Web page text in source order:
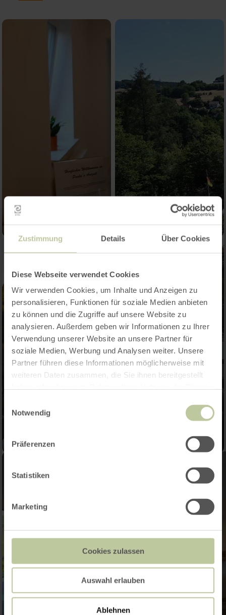
Zustimmung Details Über Cookies
Diese Webseite verwendet Cookies
Wir verwenden Cookies, um Inhalte und Anzeigen zu
personalisieren, Funktionen für soziale Medien anbieten
zu können und die Zugriffe auf unsere Website zu
analysieren. Außerdem geben wir Informationen zu Ihrer
Verwendung unserer Website an unsere Partner für
soziale Medien, Werbung und Analysen weiter. Unsere
Partner führen diese Informationen möglicherweise mit
weiteren Daten zusammen, die Sie ihnen bereitgestellt
Notwendig
Präferenzen
Statistiken
Marketing
Cookies zulassen
Auswahl erlauben
Ablehnen